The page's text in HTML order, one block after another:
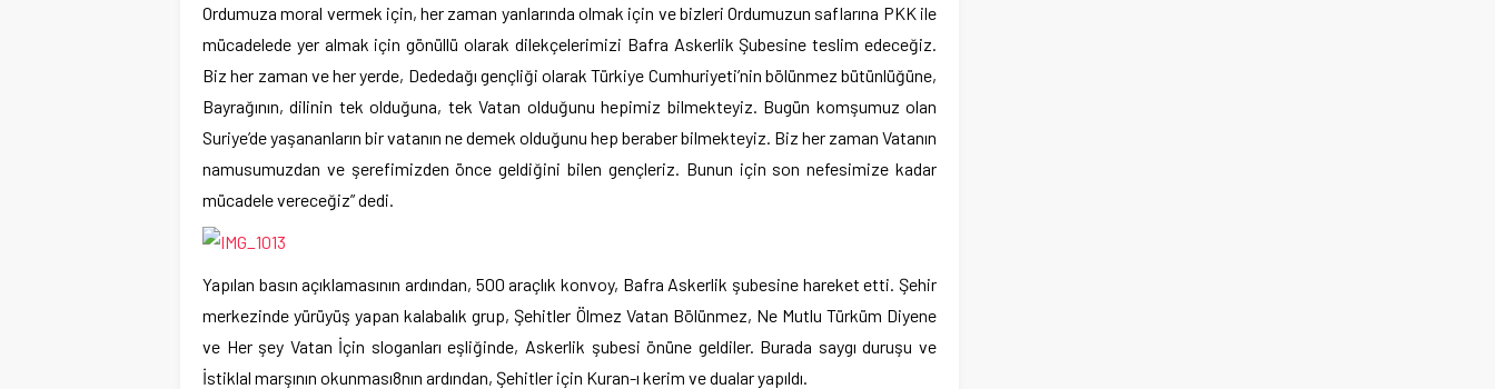
Ordumuza moral vermek için, her zaman yanlarında olmak için ve bizleri Ordumuzun saflarına PKK ile
mücadelede yer almak için gönüllü olarak dilekçelerimizi Bafra Askerlik Şubesine teslim edeceğiz.
Biz her zaman ve her yerde, Dededağı gençliği olarak Türkiye Cumhuriyeti’nin bölünmez bütünlüğüne,
Bayrağının, dilinin tek olduğuna, tek Vatan olduğunu hepimiz bilmekteyiz. Bugün komşumuz olan
Suriye’de yaşananların bir vatanın ne demek olduğunu hep beraber bilmekteyiz. Biz her zaman Vatanın
namusumuzdan ve şerefimizden önce geldiğini bilen gençleriz. Bunun için son nefesimize kadar
mücadele vereceğiz” dedi.
Yapılan basın açıklamasının ardından, 500 araçlık konvoy, Bafra Askerlik şubesine hareket etti. Şehir
merkezinde yürüyüş yapan kalabalık grup, Şehitler Ölmez Vatan Bölünmez, Ne Mutlu Türküm Diyene
ve Her şey Vatan İçin sloganları eşliğinde, Askerlik şubesi önüne geldiler. Burada saygı duruşu ve
İstiklal marşının okunması8nın ardından, Şehitler için Kuran-ı kerim ve dualar yapıldı.